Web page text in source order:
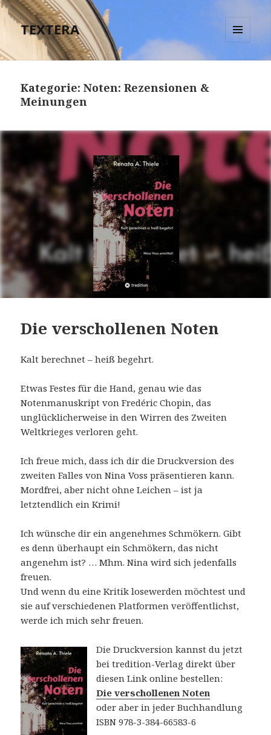
TEXTERA
Kategorie:Noten: Rezensionen &
Meinungen
Die verschollenen Noten
Kalt berechnet – heiß begehrt.
Etwas Festes für die Hand, genau wie das
Notenmanuskript von Fredéric Chopin, das
unglücklicherweise in den Wirren des Zweiten
Weltkrieges verloren geht.
Ich freue mich, dass ich dir die Druckversion des
zweiten Falles von Nina Voss präsentieren kann.
Mordfrei, aber nicht ohne Leichen – ist ja
letztendlich ein Krimi!
Ich wünsche dir ein angenehmes Schmökern. Gibt
es denn überhaupt ein Schmökern, das nicht
angenehm ist? … Mhm. Nina wird sich jedenfalls
freuen.
Und wenn du eine Kritik losewerden möchtest und
sie auf verschiedenen Platformen veröffentlichst,
werde ich mich sehr freuen.
Die Druckversion kannst du jetzt
bei tredition-Verlag direkt über
diesen Link online bestellen:
Die verschollenen Noten
oder aber in jeder Buchhandlung
ISBN 978-3-384-66583-6